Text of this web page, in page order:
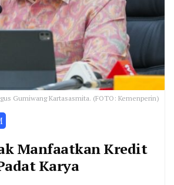
Gumiwang Kartasasmita. (FOTO: Kemenperin)
Manfaatkan Kredit
Karya